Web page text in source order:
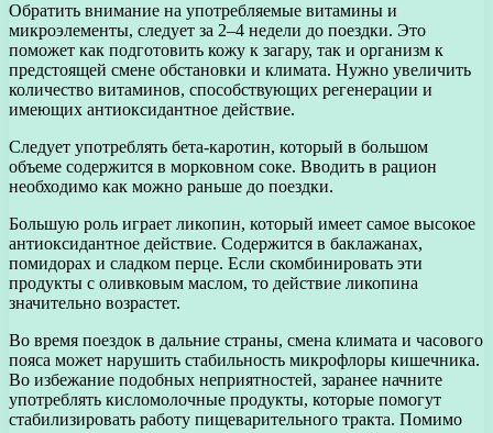
Обратить внимание на употребляемые витамины и
микроэлементы, следует за 2–4 недели до поездки. Это
поможет как подготовить кожу к загару, так и организм к
предстоящей смене обстановки и климата. Нужно увеличить
количество витаминов, способствующих регенерации и
имеющих антиоксидантное действие.
Следует употреблять бета-каротин, который в большом
объеме содержится в морковном соке. Вводить в рацион
необходимо как можно раньше до поездки.
Большую роль играет ликопин, который имеет самое высокое
антиоксидантное действие. Содержится в баклажанах,
помидорах и сладком перце. Если скомбинировать эти
продукты с оливковым маслом, то действие ликопина
значительно возрастет.
Во время поездок в дальние страны, смена климата и часового
пояса может нарушить стабильность микрофлоры кишечника.
Во избежание подобных неприятностей, заранее начните
употреблять кисломолочные продукты, которые помогут
стабилизировать работу пищеварительного тракта. Помимо